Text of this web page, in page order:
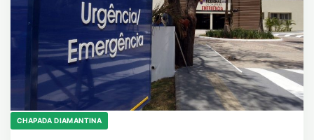
CHAPADA DIAMANTINA